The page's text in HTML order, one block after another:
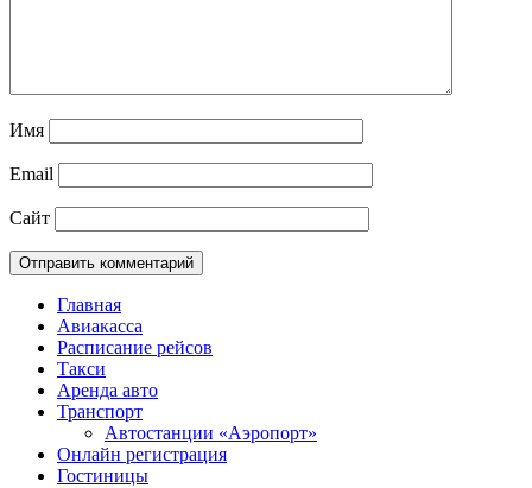
Имя
Email
Сайт
Главная
Авиакасса
Расписание рейсов
Такси
Аренда авто
Транспорт
Автостанции «Аэропорт»
Онлайн регистрация
Гостиницы